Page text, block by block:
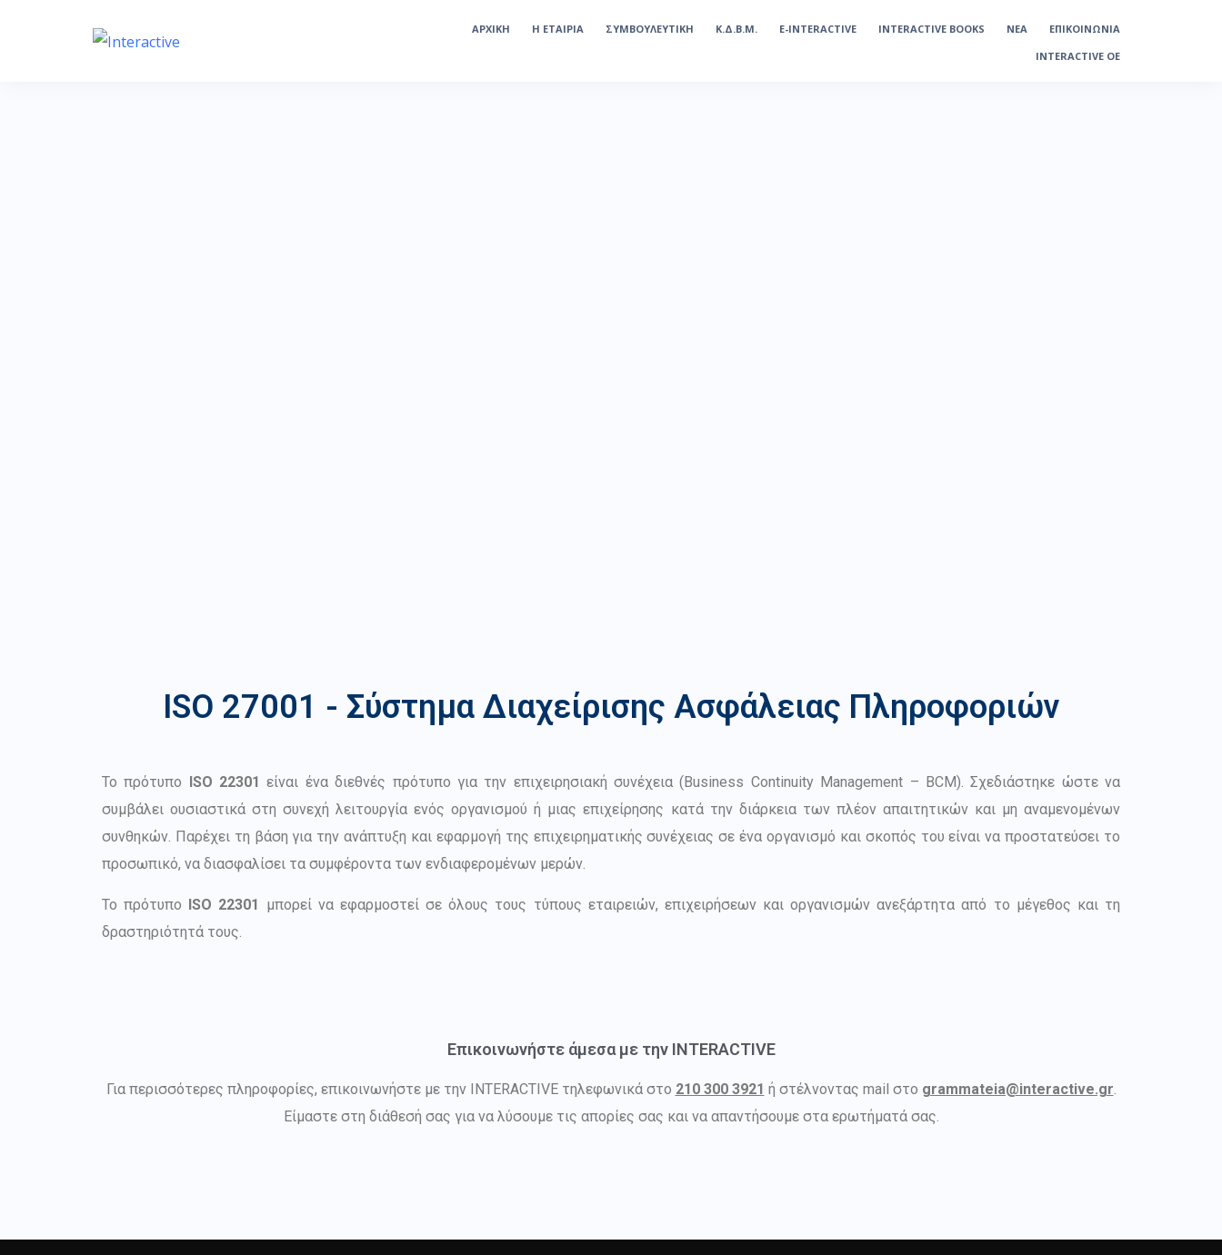
ΑΡΧΙΚΗ Η ΕΤΑΙΡΙΑ ΣΥΜΒΟΥΛΕΥΤΙΚΗ Κ.Δ.Β.Μ. E-INTERACTIVE INTERACTIVE BOOKS ΝΕΑ
ΕΠΙΚΟΙΝΩΝΙΑ
INTERACTIVE OE
ISO 27001 - Σύστημα Διαχείρισης Ασφάλειας Πληροφοριών
Το πρότυπο ISO 22301 είναι ένα διεθνές πρότυπο για την επιχειρησιακή συνέχεια (Business Continuity Management – BCM). Σχεδιάστηκε ώστε να
συμβάλει ουσιαστικά στη συνεχή λειτουργία ενός οργανισμού ή μιας επιχείρησης κατά την διάρκεια των πλέον απαιτητικών και μη αναμενομένων
συνθηκών. Παρέχει τη βάση για την ανάπτυξη και εφαρμογή της επιχειρηματικής συνέχειας σε ένα οργανισμό και σκοπός του είναι να προστατεύσει το
προσωπικό, να διασφαλίσει τα συμφέροντα των ενδιαφερομένων μερών.
Το πρότυπο ISO 22301 μπορεί να εφαρμοστεί σε όλους τους τύπους εταιρειών, επιχειρήσεων και οργανισμών ανεξάρτητα από το μέγεθος και τη
δραστηριότητά τους.
Επικοινωνήστε άμεσα με την INTERACTIVE
Για περισσότερες πληροφορίες, επικοινωνήστε με την INTERACTIVE τηλεφωνικά στο 210 300 3921 ή στέλνοντας mail στο grammateia@interactive.gr.
Είμαστε στη διάθεσή σας για να λύσουμε τις απορίες σας και να απαντήσουμε στα ερωτήματά σας.